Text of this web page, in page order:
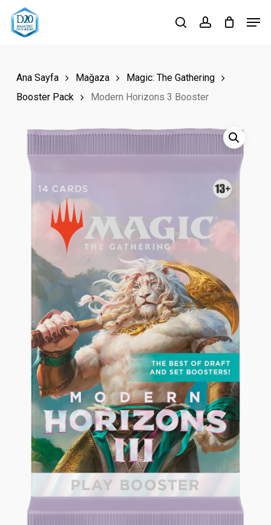
Skip
searchaccount
Ana Sayfa Mağaza
Magic: The Gathering
Booster Pack
Modern Horizons 3 Booster